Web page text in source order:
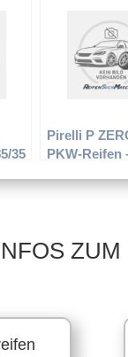
35
Pirelli P
PKW-Reifen